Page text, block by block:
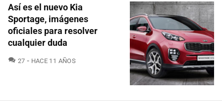
Así es el nuevo Kia
Sportage, imágenes
oficiales para resolver
cualquier duda
27 COMENTARIOS
HACE 11 AÑOS